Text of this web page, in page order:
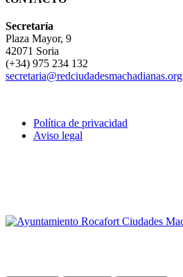
Secretaría
Plaza Mayor, 9
42071 Soria
(+34) 975 234 132
secretaria@redciudadesmachadianas.org
Política de privacidad
Aviso legal